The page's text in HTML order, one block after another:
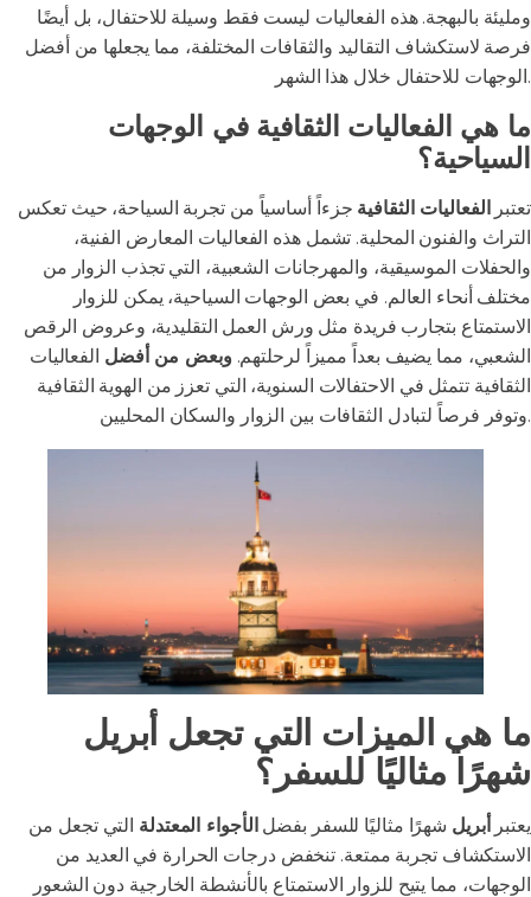
ومليئة بالبهجة. هذه الفعاليات ليست فقط وسيلة للاحتفال، بل أيضًا
فرصة لاستكشاف التقاليد والثقافات المختلفة، مما يجعلها من أفضل
الوجهات للاحتفال خلال هذا الشهر.
ما هي الفعاليات الثقافية في الوجهات
السياحية؟
تعتبر الفعاليات الثقافية جزءاً أساسياً من تجربة السياحة، حيث تعكس
التراث والفنون المحلية. تشمل هذه الفعاليات المعارض الفنية،
والحفلات الموسيقية، والمهرجانات الشعبية، التي تجذب الزوار من
مختلف أنحاء العالم. في بعض الوجهات السياحية، يمكن للزوار
الاستمتاع بتجارب فريدة مثل ورش العمل التقليدية، وعروض الرقص
الشعبي، مما يضيف بعداً مميزاً لرحلتهم.وبعض من أفضل الفعاليات
الثقافية تتمثل في الاحتفالات السنوية، التي تعزز من الهوية الثقافية
وتوفر فرصاً لتبادل الثقافات بين الزوار والسكان المحليين.
ما هي الميزات التي تجعل أبريل
شهرًا مثاليًا للسفر؟
يعتبر أبريل شهرًا مثاليًا للسفر بفضل الأجواء المعتدلة التي تجعل من
الاستكشاف تجربة ممتعة. تنخفض درجات الحرارة في العديد من
الوجهات، مما يتيح للزوار الاستمتاع بالأنشطة الخارجية دون الشعور